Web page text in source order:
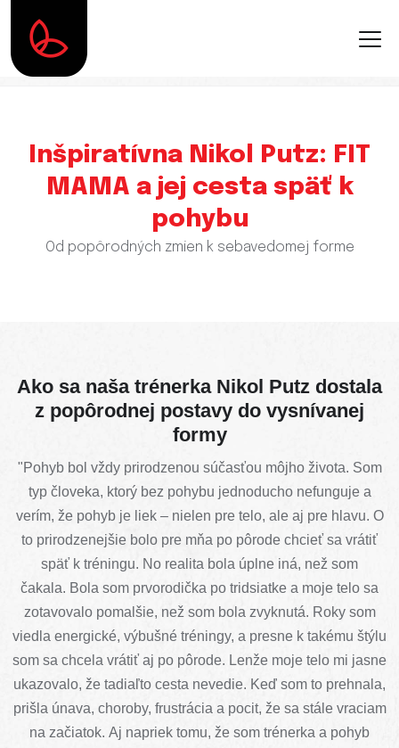
Inšpiratívna Nikol Putz: FIT
MAMA a jej cesta späť k
pohybu
Od popôrodných zmien k sebavedomej forme
Ako sa naša trénerka Nikol Putz dostala
z popôrodnej postavy do vysnívanej
formy
"Pohyb bol vždy prirodzenou súčasťou môjho života. Som
typ človeka, ktorý bez pohybu jednoducho nefunguje a
verím, že pohyb je liek – nielen pre telo, ale aj pre hlavu. O
to prirodzenejšie bolo pre mňa po pôrode chcieť sa vrátiť
späť k tréningu. No realita bola úplne iná, než som
čakala. Bola som prvorodička po tridsiatke a moje telo sa
zotavovalo pomalšie, než som bola zvyknutá. Roky som
viedla energické, výbušné tréningy, a presne k takému štýlu
som sa chcela vrátiť aj po pôrode. Lenže moje telo mi jasne
ukazovalo, že tadiaľto cesta nevedie. Keď som to prehnala,
prišla únava, choroby, frustrácia a pocit, že sa stále vraciam
na začiatok. Aj napriek tomu, že som trénerka a pohyb